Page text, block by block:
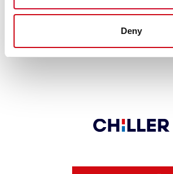
Deny
Koja Groupin asiantuntemus, paikallinen
varmistavat datakeskuksille tehokkaan,